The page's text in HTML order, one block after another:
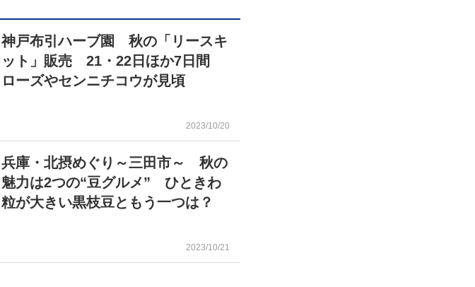
神戸布引ハーブ園 秋の「リースキ
ット」販売 21・22日ほか7日間
ローズやセンニチコウが見頃
2023/10/20
兵庫・北摂めぐり～三田市～ 秋の
魅力は2つの“豆グルメ” ひときわ
粒が大きい黒枝豆ともう一つは？
2023/10/21